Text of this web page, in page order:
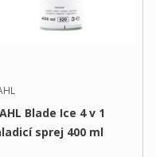
Blade Ice 4 v 1
sprej 400 ml